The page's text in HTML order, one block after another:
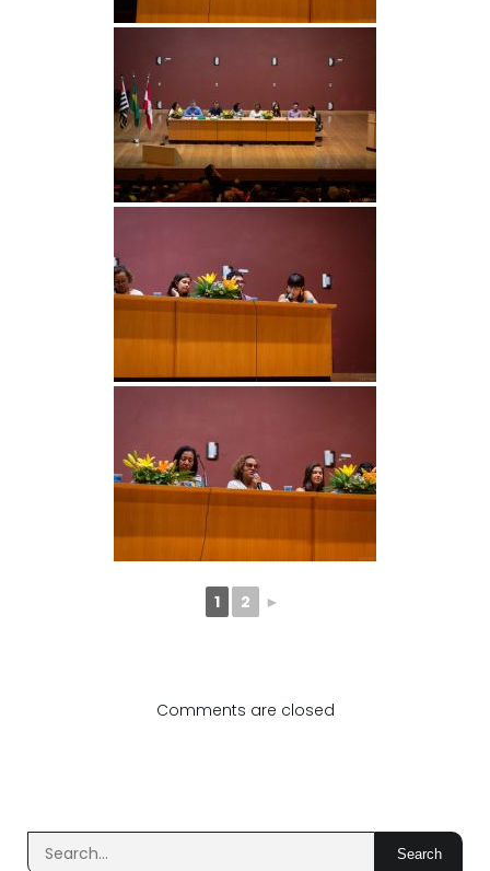
1 2 ►
Comments are closed
Search